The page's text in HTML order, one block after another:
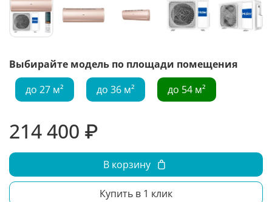
Выбирайте модель по площади помещения
до 54 м²
до 27 м² до 36 м²
214 400 ₽
В корзину
Купить в 1 клик